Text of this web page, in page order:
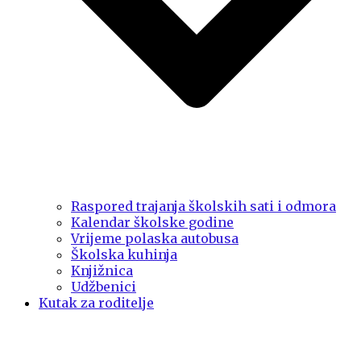
Raspored trajanja školskih sati i odmora
Kalendar školske godine
Vrijeme polaska autobusa
Školska kuhinja
Knjižnica
Udžbenici
Kutak za roditelje